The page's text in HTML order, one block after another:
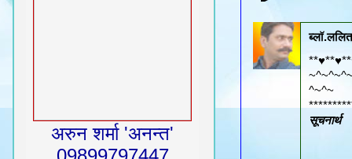
ब्लॉ.ललित
^~^~
सूचनार्थ
अरुन शर्मा 'अनन्त'